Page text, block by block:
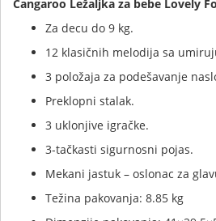
Cangaroo Ležaljka za bebe Lovely
Za decu do 9 kg.
12 klasičnih melodija sa
3 položaja za podešavanje
Preklopni stalak.
3 uklonjive igračke.
3-tačkasti sigurnosni pojas.
Mekani jastuk – oslonac za
Težina pakovanja: 8.85 kg